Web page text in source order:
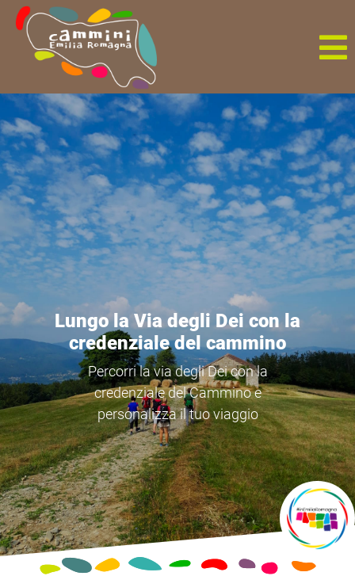
Lungo la Via degli Dei con la
credenziale del cammino
Percorri la via degli Dei con la
credenziale del Cammino e
personalizza il tuo viaggio